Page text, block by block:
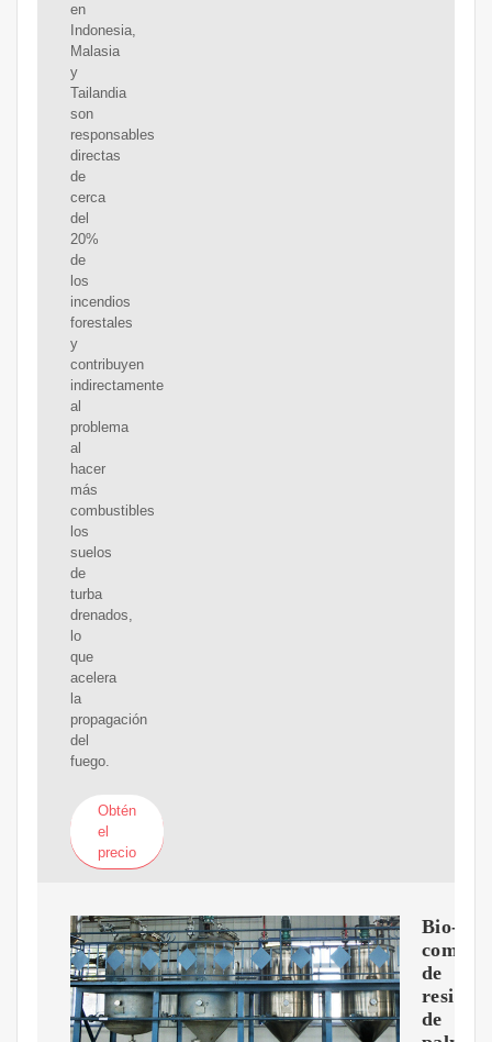
en
Indonesia,
Malasia
y
Tailandia
son
responsables
directas
de
cerca
del
20%
de
los
incendios
forestales
y
contribuyen
indirectamente
al
problema
al
hacer
más
combustibles
los
suelos
de
turba
drenados,
lo
que
acelera
la
propagación
del
fuego.
Obtén
el
precio
Bio-
de
de